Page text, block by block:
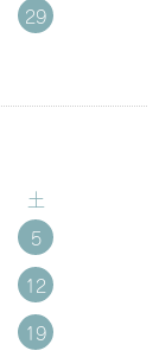
29
土
5
12
19